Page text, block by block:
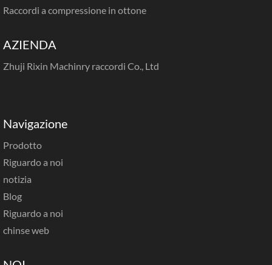
Raccordi a compressione in ottone
AZIENDA
Zhuji Rixin Machinry raccordi Co., Ltd
Navigazione
Prodotto
Riguardo a noi
notizia
Blog
Riguardo a noi
chinse web